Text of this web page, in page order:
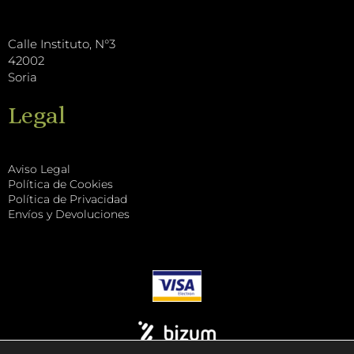
Calle Instituto, N°3
42002
Soria
Legal
Aviso Legal
Política de Cookies
Política de Privacidad
Envíos y Devoluciones